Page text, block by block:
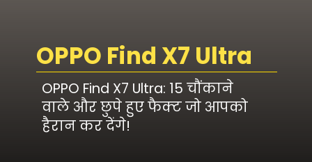
OPPO Find X7 Ultra: 15 चौंकाने
वाले और छुपे हुए फैक्ट जो आपको
हैरान कर देंगे!
OPPO Find X7 Ultra